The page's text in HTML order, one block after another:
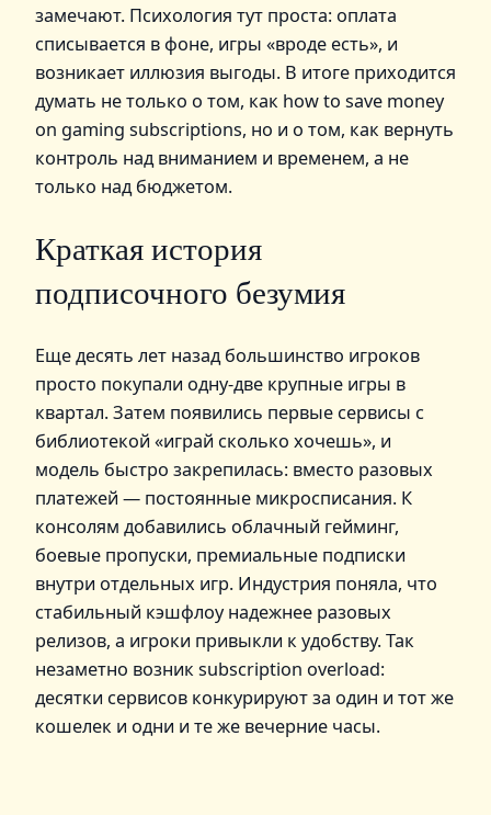
замечают. Психология тут проста: оплата
списывается в фоне, игры «вроде есть», и
возникает иллюзия выгоды. В итоге приходится
думать не только о том, как how to save money
on gaming subscriptions, но и о том, как вернуть
контроль над вниманием и временем, а не
только над бюджетом.
Краткая история
подписочного безумия
Еще десять лет назад большинство игроков
просто покупали одну-две крупные игры в
квартал. Затем появились первые сервисы с
библиотекой «играй сколько хочешь», и
модель быстро закрепилась: вместо разовых
платежей — постоянные микросписания. К
консолям добавились облачный гейминг,
боевые пропуски, премиальные подписки
внутри отдельных игр. Индустрия поняла, что
стабильный кэшфлоу надежнее разовых
релизов, а игроки привыкли к удобству. Так
незаметно возник subscription overload:
десятки сервисов конкурируют за один и тот же
кошелек и одни и те же вечерние часы.